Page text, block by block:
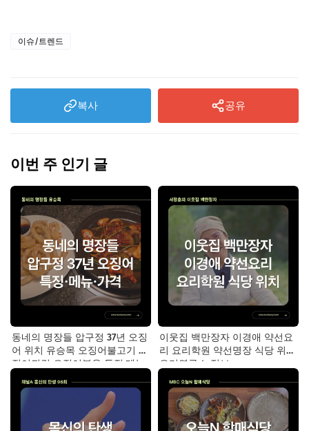
이슈/트렌드
복사 공유
이번 주 인기 글
동네의 명장들 압구정 37년 오징
어 위치 유승목 오징어불고기 오
징어튀김 오징어볶음 특징·메뉴·
가격
이웃집 백만장자 이경애 약선요
리 요리학원 약선명장 식당 위치
요리연구소 정보